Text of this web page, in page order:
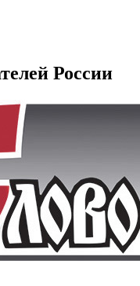
России